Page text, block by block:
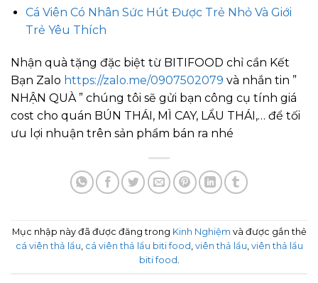
Cá Viên Có Nhân Sức Hút Được Trẻ Nhỏ Và Giới
Trẻ Yêu Thích
Nhận quà tặng đặc biệt từ BITIFOOD chỉ cần Kết
Bạn Zalo https://zalo.me/0907502079 và nhắn tin ”
NHẬN QUÀ ” chúng tôi sẽ gửi bạn công cụ tính giá
cost cho quán BÚN THÁI, MÌ CAY, LẨU THÁI,… để tối
ưu lợi nhuận trên sản phẩm bán ra nhé
Mục nhập này đã được đăng trong Kinh Nghiệm và được gắn thẻ
cá viên thả lẩu, cá viên thả lẩu biti food , viên thả lẩu, viên thả lẩu
biti food .